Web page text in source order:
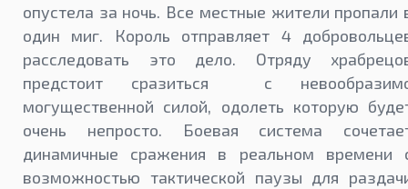
опустела за ночь. Все местные жители пропали
один миг. Король отправляет 4
расследовать это дело. Отряду
предстоит сразиться с
могущественной силой, одолеть которую
очень непросто. Боевая система
динамичные сражения в реальном времени
возможностью тактической паузы для